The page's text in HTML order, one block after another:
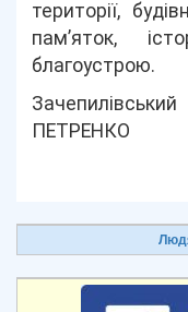
території,
пам’яток,
благоустрою.
ПЕТРЕНКО